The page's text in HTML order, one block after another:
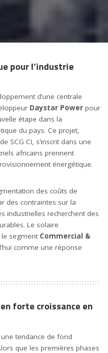
pour l’industrie
d’une centrale
Daystar Power pour
étape dans la
du pays. Ce projet,
SCG CI, s’inscrit dans une
africains prennent
énergétique.
des coûts de
des contraintes sur la
industrielles recherchent des
Le solaire
segment Commercial &
comme une réponse
forte croissance en
tendance de fond
que les premières phases